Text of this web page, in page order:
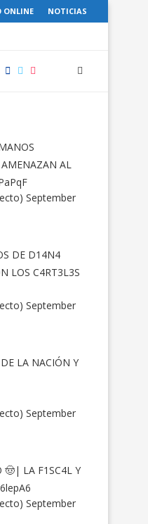
ONLINE NOTICIAS
AL
September
DE D14N4
LOS C4RT3L3S
September
LA NACIÓN Y
September
🤠| LA F1SC4L Y
September